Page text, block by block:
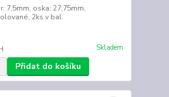
7,5mm, oska: 27,75mm,
2ks v bal.
Skladem
Přidat do košíku